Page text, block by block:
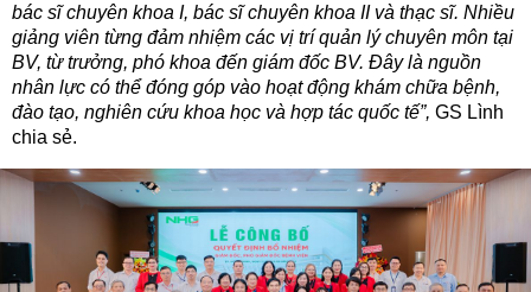
bác sĩ chuyên khoa I, bác sĩ chuyên khoa II và thạc sĩ. Nhiều
giảng viên từng đảm nhiệm các vị trí quản lý chuyên môn tại
BV, từ trưởng, phó khoa đến giám đốc BV. Đây là nguồn
nhân lực có thể đóng góp vào hoạt động khám chữa bệnh,
đào tạo, nghiên cứu khoa học và hợp tác quốc tế”, GS Lình
chia sẻ.